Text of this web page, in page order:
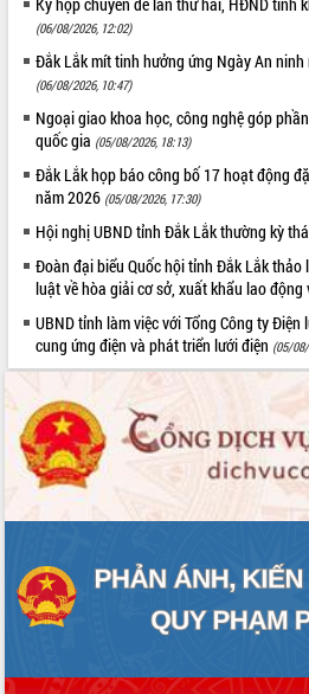
Lắk
Khơi thông điểm nghẽn, đẩy nhanh
giải ngân vốn khắc phục thiên tai
HĐND tỉnh thông qua điều chỉnh Quy
hoạch tỉnh thời kỳ 2021-2030
Hội thảo góp ý hồ sơ điều chỉnh quy
hoạch tỉnh Đắk Lắk thời kỳ 2021-2030,
tầm nhìn đến năm 2050
Nâng cao hiệu quả hoạt động của các
doanh nghiệp nhà nước
Hội nghị triển khai kết nối mạng
truyền số liệu chuyên dùng phục vụ cơ
quan Đảng, Nhà nước
Lễ phát động chuỗi hoạt động chung
tay làm sạch môi trường
Xã Ea Kar bước chuyển mình trong
công tác cải cách hành chính mô hình
mới
UBND tỉnh họp báo định kỳ tháng 4
năm 2026
phát triển nền kinh tế xanh tại tỉnh
Đắk Lắk”
Tăng cường giám sát, đôn đốc thực
hàng tuần
(06/08/2026, 12:02)
Đắk Lắk mít tinh hưởng ứng Ngày An
(06/08/2026, 10:47)
Ngoại giao khoa học, công nghệ góp
quốc gia (05/08/2026, 18:13)
Đắk Lắk họp báo công bố 17 hoạt động
năm 2026 (05/08/2026, 17:30)
Hội nghị UBND tỉnh Đắk Lắk thường kỳ
Đoàn đại biểu Quốc hội tỉnh Đắk Lắk thảo
luật về hòa giải cơ sở, xuất khẩu lao động
UBND tỉnh làm việc với Tổng Công ty Điện
cung ứng điện và phát triển lưới điện (05/